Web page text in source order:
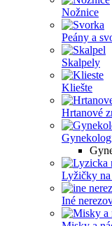
Nožnice
Peány a
Skalpely
Kliešte
Hrtanové
Lyžičky
Iné